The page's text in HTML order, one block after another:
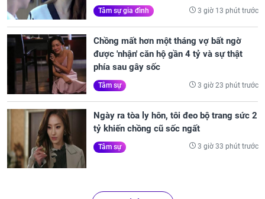
Tâm sự gia đình 3 giờ 13 phút trước
Chồng mất hơn một tháng vợ bất ngờ
được 'nhận' căn hộ gần 4 tỷ và sự thật
phía sau gây sốc
Tâm sự 3 giờ 23 phút trước
Ngày ra tòa ly hôn, tôi đeo bộ trang sức 2
tỷ khiến chồng cũ sốc ngất
Tâm sự 3 giờ 33 phút trước